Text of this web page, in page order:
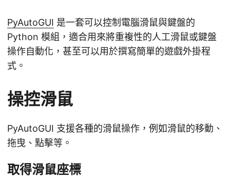
PyAutoGUI 是一套可以控制電腦滑鼠與鍵盤的
Python 模組，適合用來將重複性的人工滑鼠或鍵盤
操作自動化，甚至可以用於撰寫簡單的遊戲外掛程
式。
操控滑鼠
PyAutoGUI 支援各種的滑鼠操作，例如滑鼠的移動、
拖曳、點擊等。
取得滑鼠座標